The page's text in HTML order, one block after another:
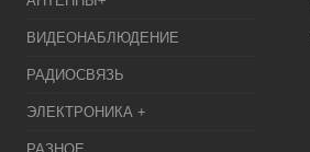
ВИДЕОНАБЛЮДЕНИЕ
РАДИОСВЯЗЬ
ЭЛЕКТРОНИКА +